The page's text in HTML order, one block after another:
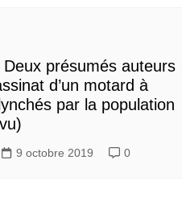
présumés auteurs
d’un motard à
par la population
9 octobre 2019 0